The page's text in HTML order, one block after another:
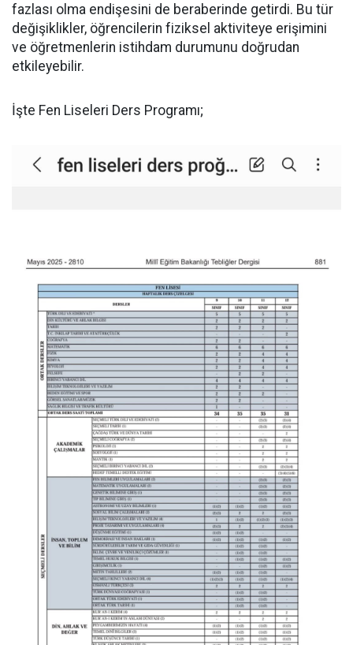
fazlası olma endişesini de beraberinde getirdi. Bu tür
değişiklikler, öğrencilerin fiziksel aktiviteye erişimini
ve öğretmenlerin istihdam durumunu doğrudan
etkileyebilir.
İşte Fen Liseleri Ders Programı;